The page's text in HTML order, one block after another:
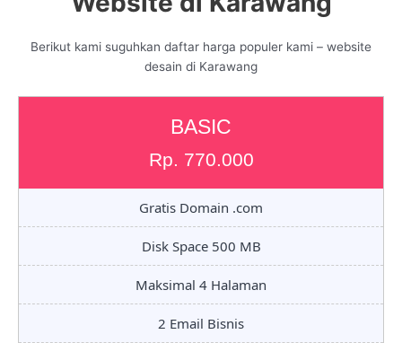
Berikut kami suguhkan daftar harga populer kami – website
desain di Karawang
BASIC
Rp. 770.000
Gratis Domain .com
Disk Space 500 MB
Maksimal 4 Halaman
2 Email Bisnis